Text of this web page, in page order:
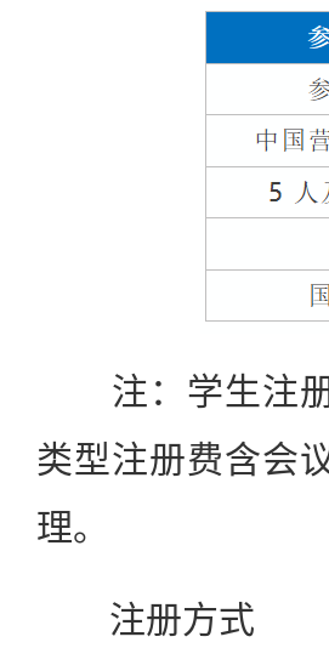
注：学生注册
类型注册费含会
理。
注册方式